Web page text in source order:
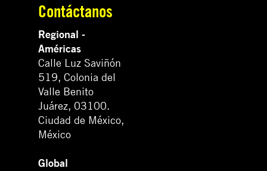
Contáctanos
Regional -
Américas
Calle Luz Saviñón
519, Colonia del
Valle Benito
Juárez, 03100.
Ciudad de México,
México
Global